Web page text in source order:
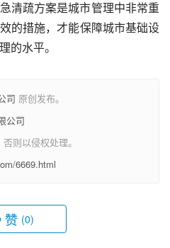
清疏方案是城市管理中非常重
的措施，才能保障城市基础设
的水平。
司 原创发布。
公司
则以侵权处理。
6669.html
赞 (0)